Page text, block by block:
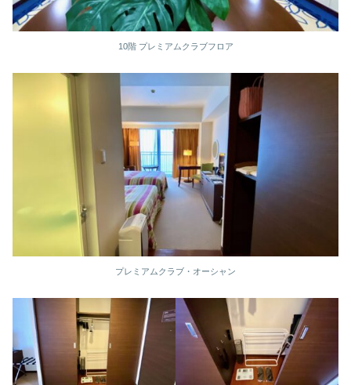
10階 プレミアムクラブフロア
プレミアムクラブ・オーシャン